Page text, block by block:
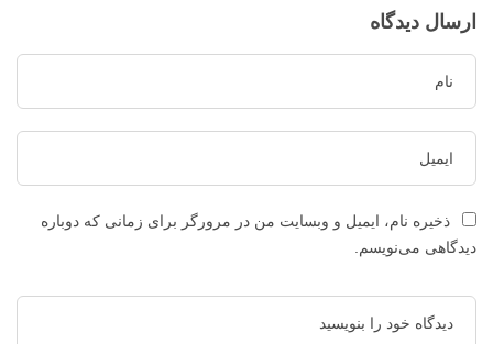
ارسال دیدگاه
ذخیره نام، ایمیل و وبسایت من در مرورگر برای زمانی که دوباره
دیدگاهی می‌نویسم.